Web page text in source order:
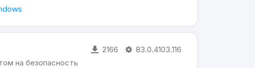
на безопасность
2166 83.0.4103.116